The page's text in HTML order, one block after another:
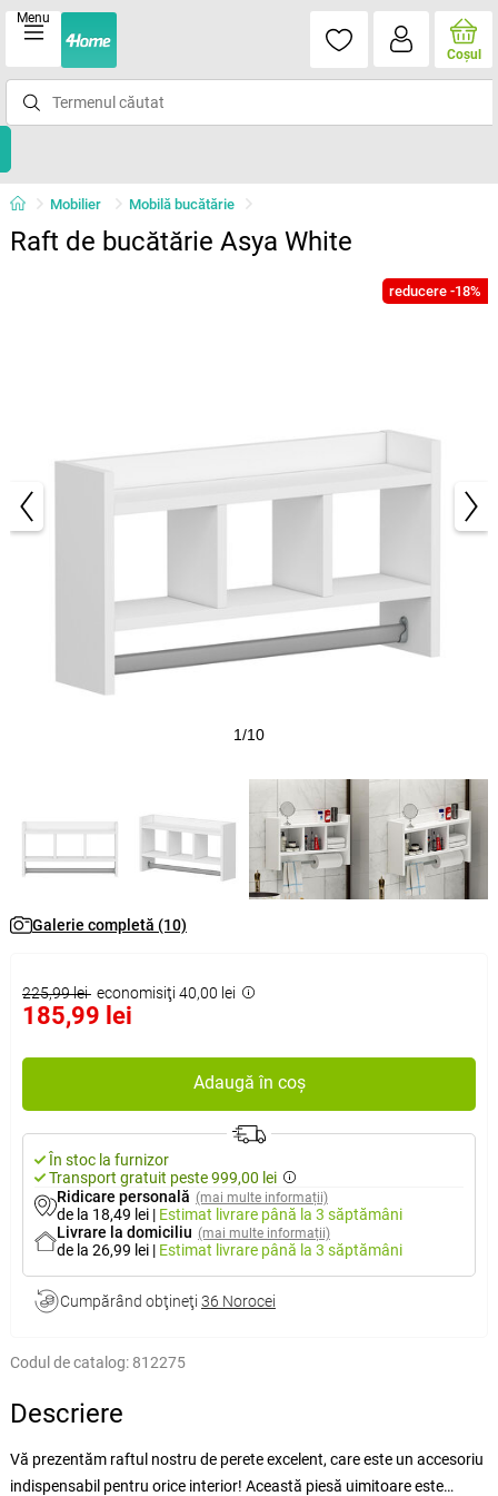
Menu
Coşul
Mobilier Mobilă bucătărie
Raft de bucătărie Asya White
reducere -18%
1/10
Galerie completă (10)
225,99 lei economisiţi 40,00 lei
185,99 lei
Adaugă în coș
În stoc la furnizor
Transport gratuit peste 999,00 lei
Ridicare personală (mai multe informații)
de la 18,49 lei | Estimat livrare până la 3 săptămâni
Livrare la domiciliu (mai multe informații)
de la 26,99 lei | Estimat livrare până la 3 săptămâni
Cumpărând obţineţi 36 Norocei
Codul de catalog: 812275
Descriere
Vă prezentăm raftul nostru de perete excelent, care este un accesoriu
indispensabil pentru orice interior! Această piesă uimitoare este